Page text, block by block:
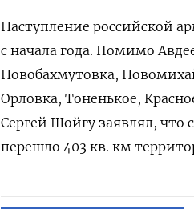
Наступление российской
с начала года. Помимо
Новобахмутовка,
Орловка, Тоненькое,
Сергей Шойгу заявлял, что
перешло 403 кв. км